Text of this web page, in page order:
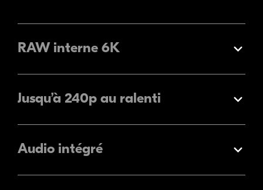
Élargir
RAW interne 6K
Élargir
Jusqu’à 240p au ralenti
Élargir
Audio intégré